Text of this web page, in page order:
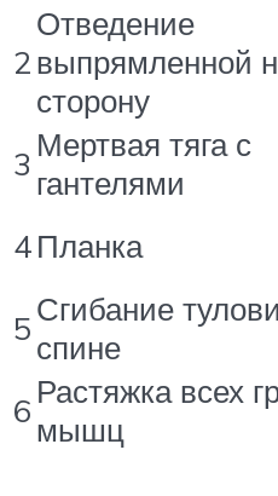
2
Отведение
выпрямленной
сторону
3 Мертвая тяга с
гантелями
4Планка
5Сгибание
спине
6 Растяжка всех
мышц